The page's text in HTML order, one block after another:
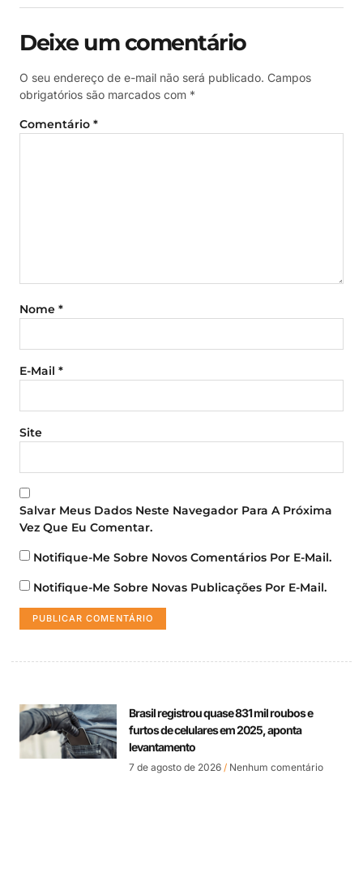
Deixe um comentário
O seu endereço de e-mail não será publicado. Campos
obrigatórios são marcados com *
Comentário *
Nome *
E-Mail *
Site
Salvar Meus Dados Neste Navegador Para A Próxima
Vez Que Eu Comentar.
Notifique-Me Sobre Novos Comentários Por E-Mail.
Notifique-Me Sobre Novas Publicações Por E-Mail.
Brasil registrou quase 831 mil roubos e
furtos de celulares em 2025, aponta
levantamento
7 de agosto de 2026 Nenhum comentário